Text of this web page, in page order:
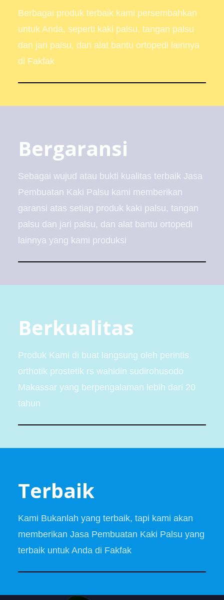
Berbagai produk terbaik kami persembahkan
untuk Anda, seperti kaki palsu, tangan palsu
dan jari palsu, dan alat bantu ortopedi lainnya
di Fakfak
Bergaransi
Sebagai wujud atau bukti kualitas terbaik Jasa
Pembuatan Kaki Palsu kami memberikan
garansi atas setiap produk kaki palsu, tangan
palsu dan jari palsu, dan alat bantu ortopedi
lainnya yang kami produksi
Berkualitas
Produk Kami di buat langsung oleh perintis
orthotik prostetik rs wahidin sudirohusodo
Makassar yang berpengalaman lebih dari 20
tahun
Terbaik
Kami Bukanlah yang terbaik, tapi kami akan
memberikan Jasa Pembuatan Kaki Palsu yang
terbaik untuk Anda di Fakfak